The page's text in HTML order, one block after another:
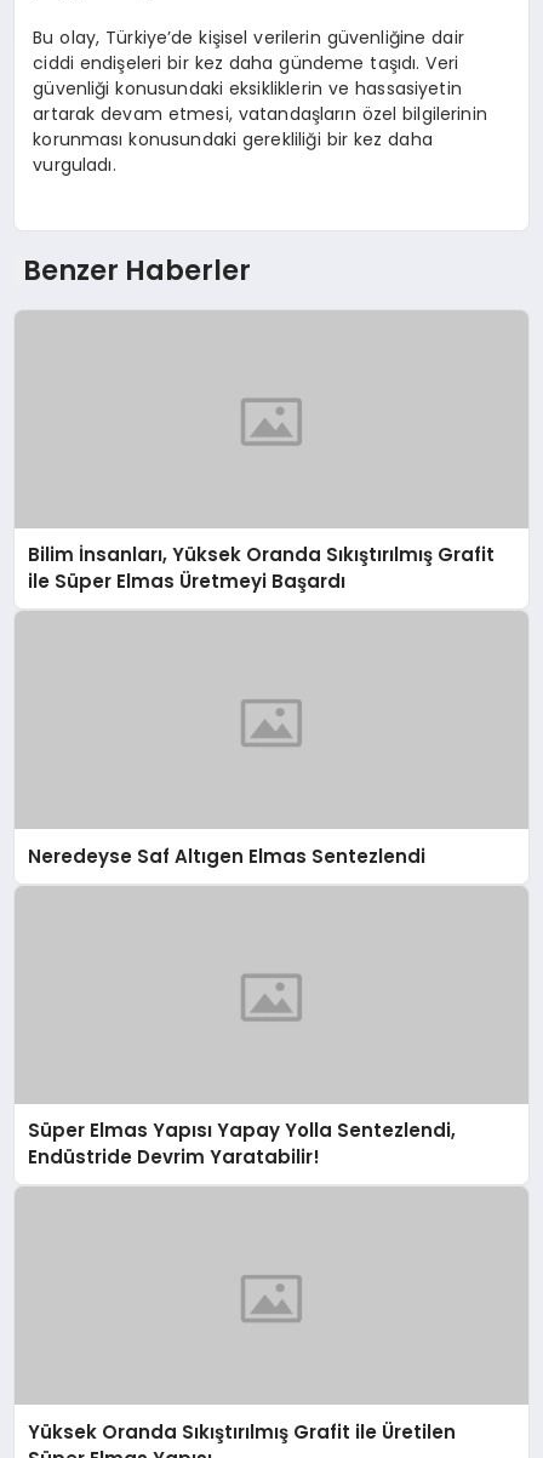
Bu olay, Türkiye’de kişisel verilerin güvenliğine dair
ciddi endişeleri bir kez daha gündeme taşıdı. Veri
güvenliği konusundaki eksikliklerin ve hassasiyetin
artarak devam etmesi, vatandaşların özel bilgilerinin
korunması konusundaki gerekliliği bir kez daha
vurguladı.
Benzer Haberler
Bilim İnsanları, Yüksek Oranda Sıkıştırılmış Grafit
ile Süper Elmas Üretmeyi Başardı
Neredeyse Saf Altıgen Elmas Sentezlendi
Süper Elmas Yapısı Yapay Yolla Sentezlendi,
Endüstride Devrim Yaratabilir!
Yüksek Oranda Sıkıştırılmış Grafit ile Üretilen